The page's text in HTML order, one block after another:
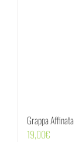
Grappa Affinata
19,00€